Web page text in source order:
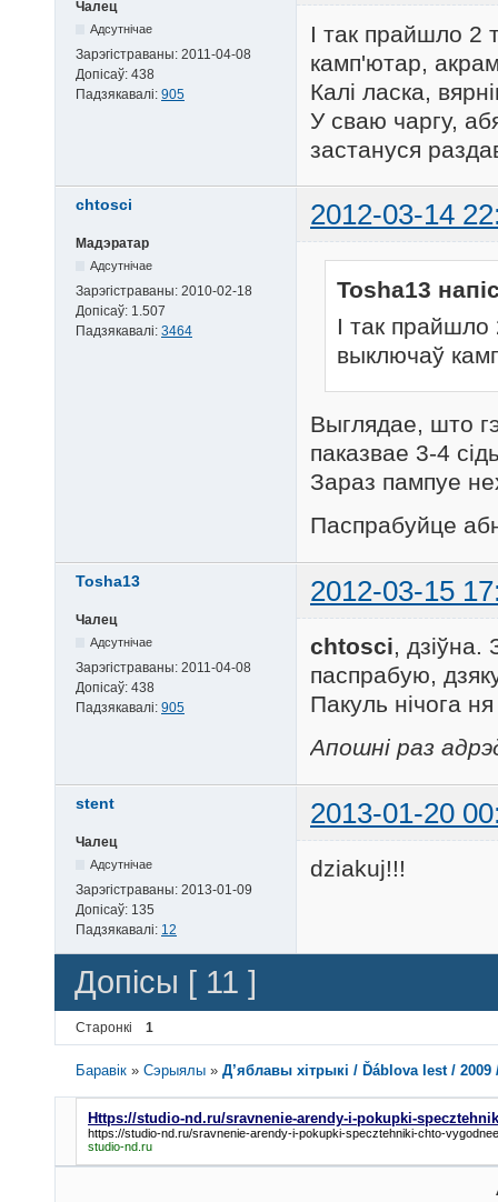
Чалец
Адсутнічае
Зарэгістраваны: 2011-04-08
Допісаў: 438
Падзякавалі: 905
І так прайшло 2
камп'ютар,
Калі ласка,
У сваю чаргу,
застануся
chtosci 2012-03-14
Мадэратар
Адсутнічае
Зарэгістраваны: 2010-02-18
Допісаў: 1.507
Падзякавалі: 3464
Tosha13
І так
выключаў
Выглядае, што
паказвае 3-4
Зараз пампуе
Паспрабуйце
Tosha13 2012-03-15
Чалец
Адсутнічае
Зарэгістраваны: 2011-04-08
Допісаў: 438
Падзякавалі: 905
chtosci,
паспрабую,
Пакуль нічога
Апошні раз
stent 2013-01-20
Чалец
Адсутнічае
Зарэгістраваны: 2013-01-09
Допісаў: 135
Падзякавалі: 12
dziakuj!!!
Допісы [ 11 ]
Старонкі 1
Баравік »Сэрыялы »Д’яблавы хітрыкі / Ďáblova lest / 2009
Https://studio-nd.ru/sravnenie-arendy-i-pokupki-
https://studio-nd.ru/sravnenie-arendy-i-pokupki-specztehniki-chto-
studio-nd.ru